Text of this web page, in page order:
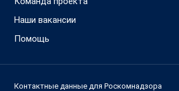
Наши вакансии
Помощь
Контактные данные для Роскомнадзора